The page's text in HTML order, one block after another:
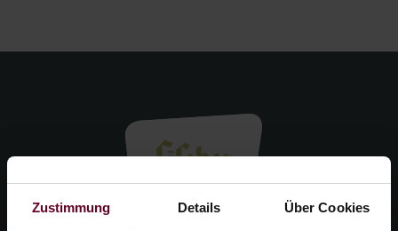
Zustimmung Details Über Cookies